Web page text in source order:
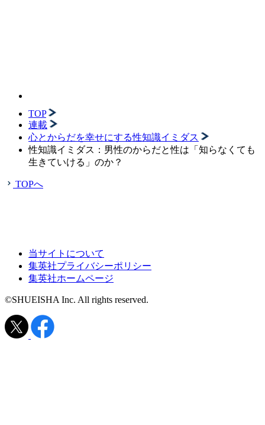
TOP
連載
心とからだを幸せにする性知識イミダス
性知識イミダス：男性のからだと性は「知らなくても
生きていける」のか？
TOPへ
当サイトについて
集英社プライバシーポリシー
集英社ホームページ
©SHUEISHA Inc. All rights reserved.